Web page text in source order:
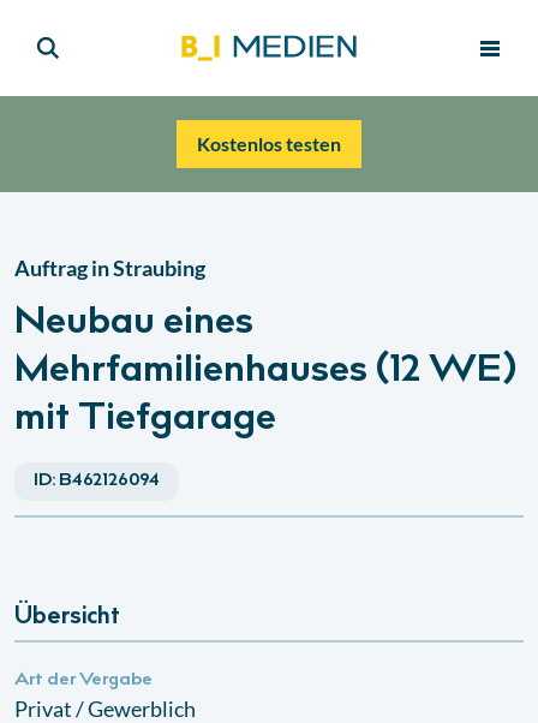
Kostenlos testen
Auftrag inStraubing
Neubau eines
Mehrfamilienhauses (12 WE)
mit Tiefgarage
ID: B462126094
Übersicht
Art der Vergabe
Privat / Gewerblich